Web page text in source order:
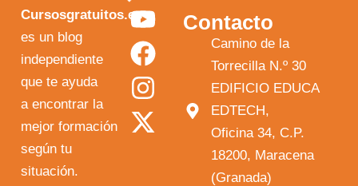
Cursosgratuitos.es
es un blog
independiente
que te ayuda
a encontrar la
mejor formación
según tu
situación.
Y
o
u
t
u
F
a
c
e
b
I
n
s
t
a
X
-
t
w
i
Contacto
Camino de la
Torrecilla N.º 30
EDIFICIO EDUCA
EDTECH,
Oficina 34, C.P.
18200, Maracena
(Granada)